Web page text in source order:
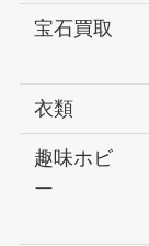
宝石買取
衣類
趣味ホビ
ー